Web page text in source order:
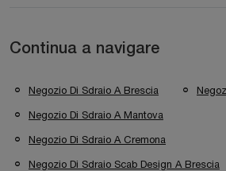
Continua a navigare
Negozio Di Sdraio A Brescia
Negozio Di Sdraio A Mantova
Negozio Di Sdraio A Cremona
Negozio Di Sdraio Scab Design A Brescia